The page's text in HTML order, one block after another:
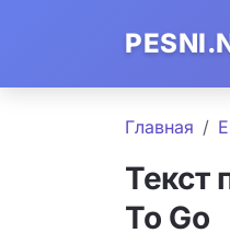
Главная
Текст
To Go